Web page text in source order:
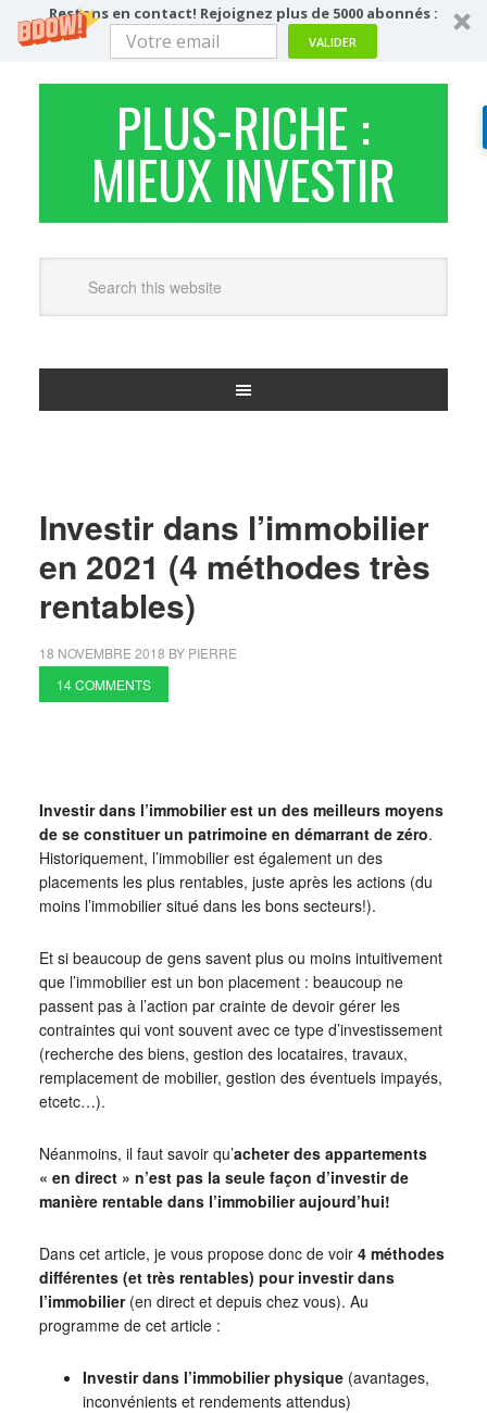
Restons en contact! Rejoignez plus de 5000 abonnés :
VALIDER
PLUS-RICHE :
MIEUX INVESTIR
Investir dans l’immobilier
en 2021 (4 méthodes très
rentables)
18 NOVEMBRE 2018 BY PIERRE
14 COMMENTS
Investir dans l’immobilier est un des meilleurs moyens
de se constituer un patrimoine en démarrant de zéro.
Historiquement, l’immobilier est également un des
placements les plus rentables, juste après les actions (du
moins l’immobilier situé dans les bons secteurs!).
Et si beaucoup de gens savent plus ou moins intuitivement
que l’immobilier est un bon placement : beaucoup ne
passent pas à l’action par crainte de devoir gérer les
contraintes qui vont souvent avec ce type d’investissement
(recherche des biens, gestion des locataires, travaux,
remplacement de mobilier, gestion des éventuels impayés,
etcetc…).
Néanmoins, il faut savoir qu’acheter des appartements
« en direct » n’est pas la seule façon d’investir de
manière rentable dans l’immobilier aujourd’hui!
Dans cet article, je vous propose donc de voir 4 méthodes
différentes (et très rentables) pour investir dans
l’immobilier(en direct et depuis chez vous). Au
programme de cet article :
Investir dans l’immobilier physique(avantages,
inconvénients et rendements attendus)